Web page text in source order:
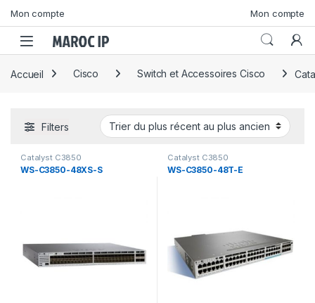
Mon compte Mon compte
Accueil Cisco Switch et Accessoires Cisco
Filters
Catalyst C3850
WS-C3850-48XS-S
Catalyst C3850
WS-C3850-48T-E